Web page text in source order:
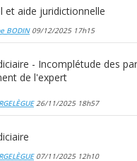
et aide juridictionnelle
BODIN09/12/2025 17h15
- Incomplétude des
de l'expert
26/11/2025 18h57
07/11/2025 12h10